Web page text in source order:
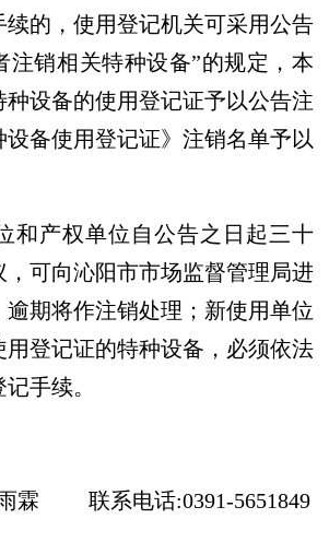
续的，使用登记机关可采用公告
注销相关特种设备”的规定， 本
种设备的使用登记证予以公告注
设备使用登记证》注销名单予以
和产权单位自公告之日起三十
，可向沁阳市市场监督管理局进
期将作注销处理；新使用单位
用登记证的特种设备，必须依法
手续。
霖 联系电话:0391-5651849